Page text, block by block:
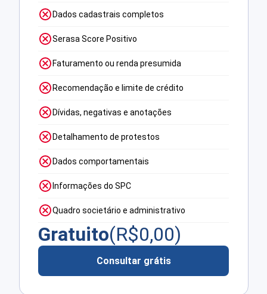
Dados cadastrais completos
Serasa Score Positivo
Faturamento ou renda presumida
Recomendação e limite de crédito
Dívidas, negativas e anotações
Detalhamento de protestos
Dados comportamentais
Informações do SPC
Quadro societário e administrativo
Gratuito(R$0,00)
Consultar grátis